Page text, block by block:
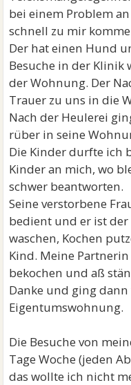
bei einem Problem
schnell zu mir
Der hat einen Hund
Besuche in der Klinik
der Wohnung. Der
Trauer zu uns in die
Nach der Heulerei
rüber in seine
Die Kinder durfte ich
Kinder an mich, wo
schwer beantworten.
Seine verstorbene
bedient und er ist der
waschen, Kochen
Kind. Meine
bekochen und aß
Danke und ging
Eigentumswohnung.
Die Besuche von
Tage Woche (jeden
das wollte ich nicht